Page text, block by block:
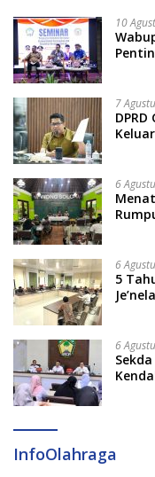
10
7
6
Soal
6
5
6
InfoOlahraga